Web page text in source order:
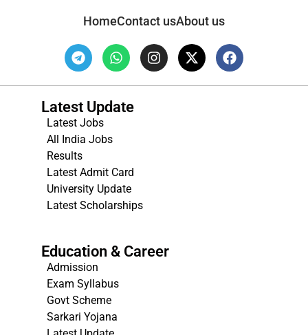
HomeContact usAbout us
Latest Update
Latest Jobs
All India Jobs
Results
Latest Admit Card
University Update
Latest Scholarships
Education & Career
Admission
Exam Syllabus
Govt Scheme
Sarkari Yojana